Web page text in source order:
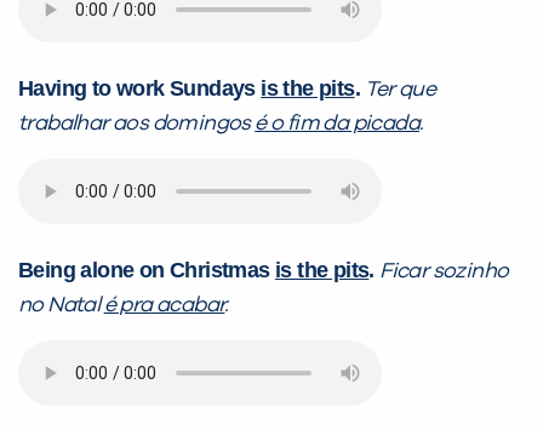
Having to work Sundays isthe pits. Ter que
trabalhar aos domingosé o fim da picada.
Being alone on Christmas is the pits. Ficar sozinho
no Natalé pra acabar.
PEÇA UMA DEMONSTRAÇÃO DE MÉTODO
Desculpe!
Não encontramos nenhuma unidade
você digitou.